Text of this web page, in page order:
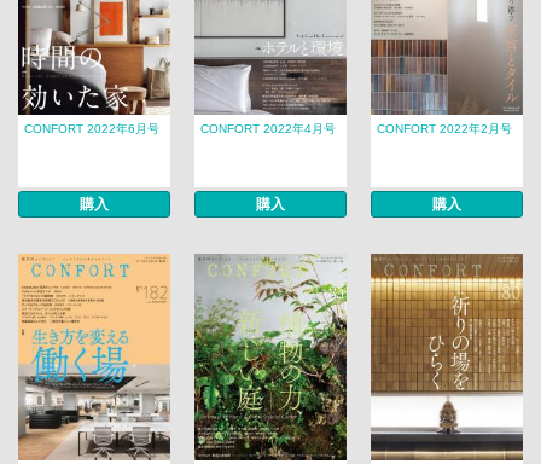
CONFORT 2022年6月号
購入
CONFORT 2022年4月号
購入
CONFORT 2022年2月号
購入